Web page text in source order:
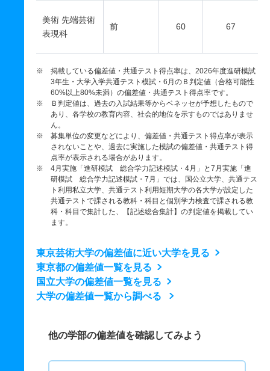
美術 先端芸術
表現科
前 60 67
※ 掲載している偏差値・共通テスト得点率は、2026年度進研模試
3年生・大学入学共通テスト模試・6月のＢ判定値（合格可能性
60%以上80%未満）の偏差値・共通テスト得点率です。
※ Ｂ判定値は、過去の入試結果等からベネッセが予想したもので
あり、各学校の教育内容、社会的地位を示すものではありませ
ん。
※ 募集単位の変更などにより、偏差値・共通テスト得点率が表示
されないことや、過去に実施した模試の偏差値・共通テスト得
点率が表示される場合があります。
※ 4月実施「進研模試 総合学力記述模試・4月」と7月実施「進
研模試 総合学力記述模試・7月」では、国公立大学、共通テス
ト利用私立大学、共通テスト利用短期大学の各大学が設定した
共通テストで課される教科・科目と個別学力検査で課される教
科・科目で集計した、【記述総合集計】の判定値を掲載してい
ます。
東京芸術大学の偏差値に近い大学を見る
東京都の偏差値一覧を見る
国立大学の偏差値一覧を見る
大学の偏差値一覧から調べる
他の学部の偏差値を確認してみよう